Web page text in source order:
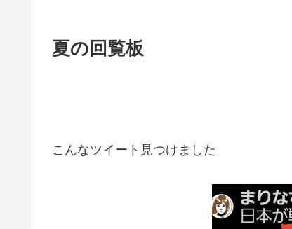
夏の回覧板
こんなツイート見つけました